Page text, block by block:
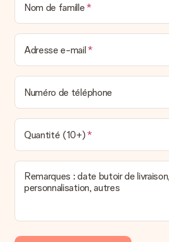
Nom de famille
Adresse e-mail
Numéro de téléphone
Quantité (10+)
Remarques : date butoir de
personnalisation, autres